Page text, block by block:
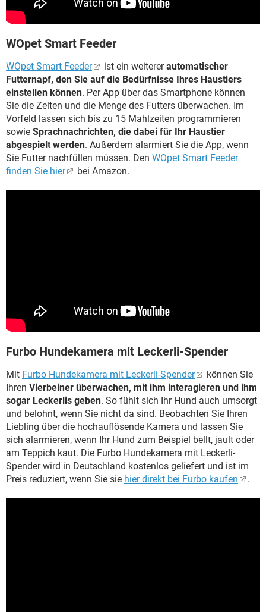
WOpet Smart Feeder
WOpet Smart Feeder ist ein weitererautomatischer
Futternapf, den Sie auf die Bedürfnisse Ihres Haustiers
einstellen können. Per App über das Smartphone können
Sie die Zeiten und die Menge des Futters überwachen. Im
Vorfeld lassen sich bis zu 15 Mahlzeiten programmieren
sowie Sprachnachrichten, die dabei für Ihr Haustier
abgespielt werden. Außerdem alarmiert Sie die App, wenn
Sie Futter nachfüllen müssen. Den WOpet Smart Feeder
finden Sie hier
bei Amazon.
Furbo Hundekamera mit Leckerli-Spender
Mit Furbo Hundekamera mit Leckerli-Spender
können Sie
Ihren Vierbeiner überwachen, mit ihm interagieren und ihm
sogar Leckerlis geben. So fühlt sich Ihr Hund auch umsorgt
und belohnt, wenn Sie nicht da sind. Beobachten Sie Ihren
Liebling über die hochauflösende Kamera und lassen Sie
sich alarmieren, wenn Ihr Hund zum Beispiel bellt, jault oder
am Teppich kaut. Die Furbo Hundekamera mit Leckerli-
Spender wird in Deutschland kostenlos geliefert und ist im
Preis reduziert, wenn Sie sie hier direkt bei Furbo kaufen .